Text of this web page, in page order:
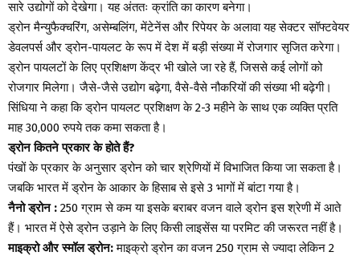
सारे उद्योगों को देखेगा। यह अंततः क्रांति का कारण बनेगा।
ड्रोन मैन्युफैक्चरिंग, असेम्बलिंग, मेंटेनेंस और रिपेयर के अलावा यह सेक्टर सॉफ्टवेयर
डेवलपर्स और ड्रोन-पायलट के रूप में देश में बड़ी संख्या में रोजगार सृजित करेगा।
ड्रोन पायलटों के लिए प्रशिक्षण केंद्र भी खोले जा रहे हैं, जिससे कई लोगों को
रोजगार मिलेगा। जैसे-जैसे उद्योग बढ़ेगा, वैसे-वैसे नौकरियों की संख्या भी बढ़ेगी।
सिंधिया ने कहा कि ड्रोन पायलट प्रशिक्षण के 2-3 महीने के साथ एक व्यक्ति प्रति
माह 30,000 रुपये तक कमा सकता है।
ड्रोन कितने प्रकार के होते हैं?
पंखों के प्रकार के अनुसार ड्रोन को चार श्रेणियों में विभाजित किया जा सकता है।
जबकि भारत में ड्रोन के आकार के हिसाब से इसे 3 भागों में बांटा गया है।
नैनो ड्रोन : 250 ग्राम से कम या इसके बराबर वजन वाले ड्रोन इस श्रेणी में आते
हैं। भारत में ऐसे ड्रोन उड़ाने के लिए किसी लाइसेंस या परमिट की जरूरत नहीं है।
माइक्रो और स्मॉल ड्रोन:माइक्रो ड्रोन का वजन 250 ग्राम से ज्यादा लेकिन 2